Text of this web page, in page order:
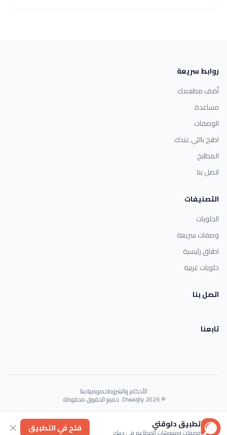
روابط سريعة
أضف مطعمك
مساعدة
الوصفات
اطبخ باللي عندك
المطابخ
اتصل بنا
التصنيفات
الحلويات
وصفات سريعة
اطباق رئيسية
حلويات غربية
اتصل بنا
تابعنا
الأحكام والشروطخصوصيةعنا
© 2026 Dlwaqty. جميع الحقوق محفوظة.
Powered byGAIT
تطبيق دلوقتي فتح في التطبيق